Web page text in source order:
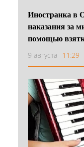
Иностранка в
наказания за
помощью
9 августа 11:29